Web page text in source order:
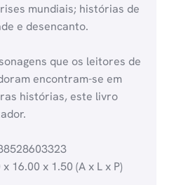
mundiais; histórias de
e desencanto.
que os leitores de
encontram-se em
histórias, este livro
16.00 x 1.50 (A x L x P)